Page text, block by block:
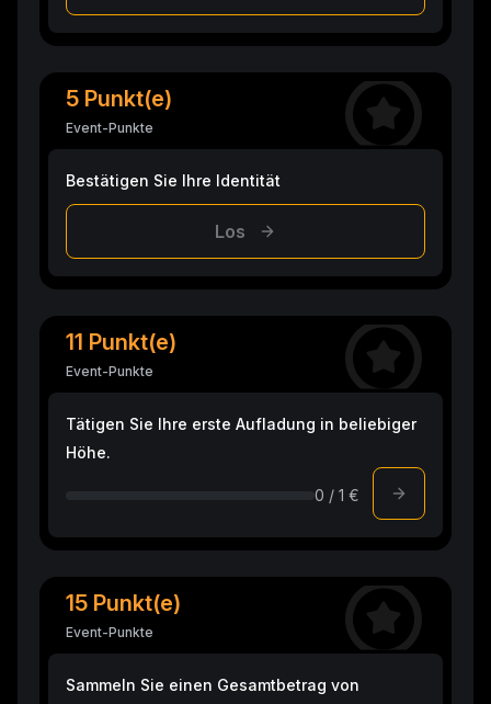
5 Punkt(e)
Event-Punkte
Bestätigen Sie Ihre Identität
Los
11 Punkt(e)
Event-Punkte
Tätigen Sie Ihre erste Aufladung in beliebiger
Höhe.
0 / 1 €
15 Punkt(e)
Event-Punkte
Sammeln Sie einen Gesamtbetrag von